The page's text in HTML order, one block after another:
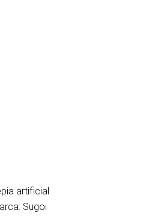
artificial
Sugoi